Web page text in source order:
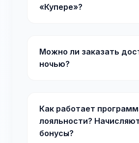
«Купере»?
Можно ли заказать
ночью?
Как работает
лояльности?
бонусы?